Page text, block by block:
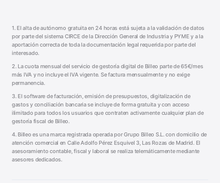
1. El alta de autónomo gratuita en 24 horas está sujeta a la validación de datos
por parte del sistema CIRCE de la Dirección General de Industria y PYME y a la
aportación correcta de toda la documentación legal requerida por parte del
interesado.
2. La cuota mensual del servicio de gestoría digital de Billeo parte de 65€/mes
más IVA y no incluye el IVA vigente. Se factura mensualmente y no exige
permanencia.
3. El software de facturación, emisión de presupuestos, digitalización de
gastos y conciliación bancaria se incluye de forma gratuita y con acceso
ilimitado para todos los usuarios que contraten activamente cualquier plan de
gestoría fiscal de Billeo.
4. Billeo es una marca registrada operada por Grupo Billeo S.L. con domicilio de
atención comercial en Calle Adolfo Pérez Esquivel 3, Las Rozas de Madrid. El
asesoramiento contable, fiscal y laboral se realiza telemáticamente mediante
asesores dedicados.